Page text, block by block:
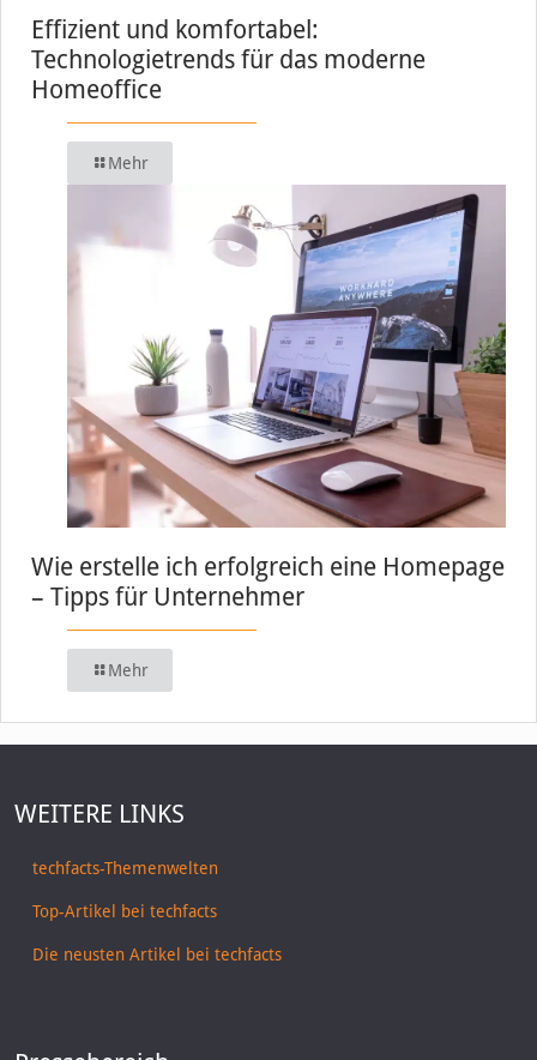
Effizient und komfortabel:
Technologietrends für das moderne
Homeoffice
Mehr
Wie erstelle ich erfolgreich eine Homepage
– Tipps für Unternehmer
Mehr
WEITERE LINKS
techfacts-Themenwelten
Top-Artikel bei techfacts
Die neusten Artikel bei techfacts